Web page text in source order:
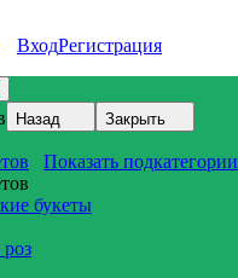
ВходРегистрация
Назад Закрыть
Показать подкатегории
букеты